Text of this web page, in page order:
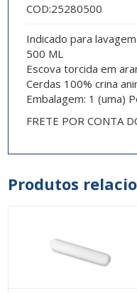
COD:25280500
Indicado para
500 ML
Escova torcida em
Cerdas 100% crina
Embalagem: 1 (uma)
FRETE POR CONTA
Produtos